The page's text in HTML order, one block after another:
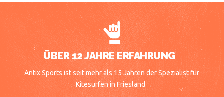
ÜBER 12 JAHRE ERFAHRUNG
Antix Sports ist seit mehr als 15 Jahren der Spezialist für
Kitesurfen in Friesland